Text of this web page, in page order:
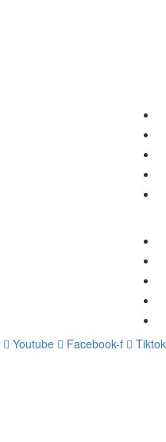
Youtube Facebook-f Tiktok